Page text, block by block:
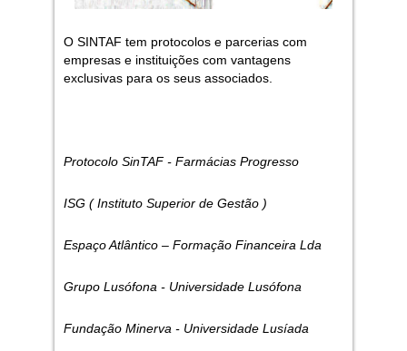
O SINTAF tem protocolos e parcerias com
empresas e instituições com vantagens
exclusivas para os seus associados.
Protocolo SinTAF - Farmácias Progresso
ISG ( Instituto Superior de Gestão )
Espaço Atlântico – Formação Financeira Lda
Grupo Lusófona - Universidade Lusófona
Fundação Minerva - Universidade Lusíada